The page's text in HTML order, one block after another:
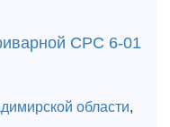
СРС 6-01
области,